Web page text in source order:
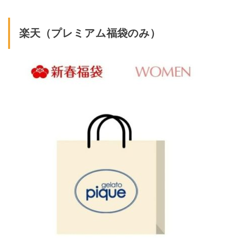
楽天（プレミアム福袋のみ）